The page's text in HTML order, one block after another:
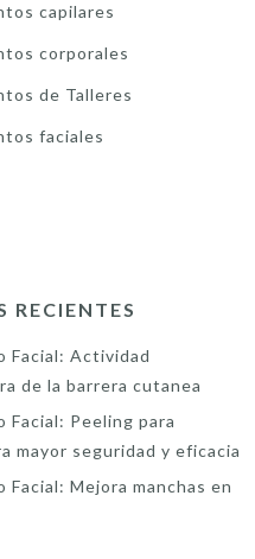
capilares
corporales
de Talleres
faciales
RECIENTES
Facial: Actividad
de la barrera cutanea
Facial: Peeling para
mayor seguridad y eficacia
Facial: Mejora manchas en